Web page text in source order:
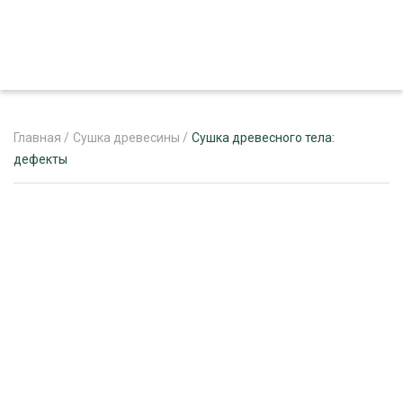
Главная / Сушка древесины / Сушка древесного тела:
дефекты